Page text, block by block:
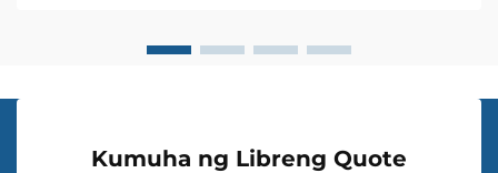
Kumuha ng Libreng Quote